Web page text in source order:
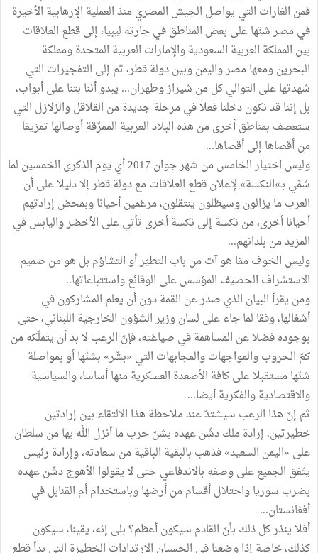
فمن الغارات التي يواصل الجيش المصري منذ العملية الإرهابية الأخيرة
في مصر شنّها على بعض المناطق في جارته ليبيا، إلى قطع العلاقات
بين المملكة العربية السعودية والإمارات العربية المتحدة ومملكة
البحرين ومعها مصر واليمن وبين دولة قطر، ثم إلى التفجيرات التي
شهدتها على التوالي كل من شيراز وطهران... يبدو أننا بتنا على أبواب،
بل إننا قد نكون دخلنا فعلا في مرحلة جديدة من القلاقل والزلازل التي
ستعصف بمناطق أخرى من هذه البلاد العربية الممزّقة أوصالها تمزيقا
من أقصاها إلى أقصاها...
وليس اختيار الخامس من شهر جوان 2017 أي يوم الذكرى الخمسين لما
سُمِّي بـ»النكسة» لإعلان قطع العلاقات مع دولة قطر إلا دليلا على أن
العرب ما يزالون وسيظلون ينتقلون، مرغمين أحيانا وبمحض إرادتهم
أحيانا أخرى، من نكسة إلى نكسة أخرى تأتي على الأخضر واليابس في
المزيد من بلدانهم...
وليس الخوف ممّا هو آت من باب التطيّر أو التشاؤم بل هو من صميم
الاستشراف الحصيف المؤسس على الوقائع واستتباعاتها..
ومن يقرأ البيان الذي صدر عن القمة دون أن يعلم المشاركون في
أشغالها، وفقا لما جاء على لسان وزير الشؤون الخارجية اللبناني، حتى
بوجوده فضلا عن المساهمة في صياغته، فإنّ الرعب لا بد أن يتملّكه من
كمّ الحروب والمواجهات والمجابهات التي «بشّر» بشنّها أو بمواصلة
شنّها مستقبلا على كافة الأصعدة العسكرية منها أساسا، والسياسية
والاقتصادية والفكرية أيضا...
ثم إنّ هذا الرعب سيشتدّ عند ملاحظة هذا الالتقاء بين إرادتين
خطيرتين، إرادة ملك دشّن عهده بشنّ حرب ما أنزل الله بها من سلطان
على «اليمن السعيد» فذهب بالبقية الباقية من سعادته، وإرادة رئيس
يتّفق الجميع على وصفه بالاندفاعي حتى لا يقولوا الأهوج دشّن عهده
بضرب سوريا واحتلال أقسام من أرضها وباستخدام أم القنابل في
أفغانستان...
أفلا ينذر كل ذلك بأنّ القادم سيكون أعظم؟ بلى إنه، يقينا، سيكون